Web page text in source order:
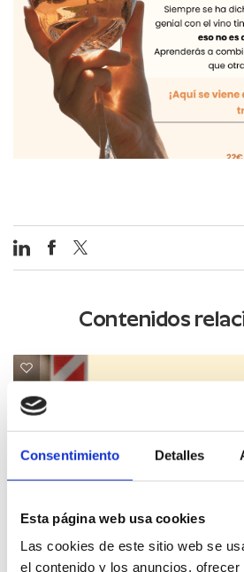
Consentimiento Detalles
Esta página web usa cookies
Las cookies de este sitio web se
el contenido y los anuncios, ofrecer
Contenidos